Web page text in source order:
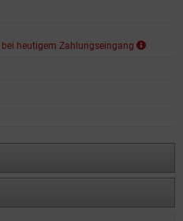
bei heutigem Zahlungseingang